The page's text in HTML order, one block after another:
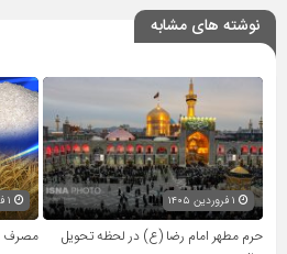
نوشته های مشابه
حرم مطهر امام رضا (ع) در لحظه تحویل
مصرف